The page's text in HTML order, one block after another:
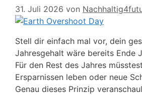
31. Juli 2026 von
Stell dir einfach mal vor, dein
Jahresgehalt wäre bereits Ende
Für den Rest des Jahres
Ersparnissen leben oder neue
Genau dieses Prinzip